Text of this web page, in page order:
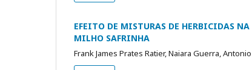
EFEITO DE MISTURAS DE HERBICIDAS
MILHO SAFRINHA
Frank James Prates Ratier, Naiara Guerra,